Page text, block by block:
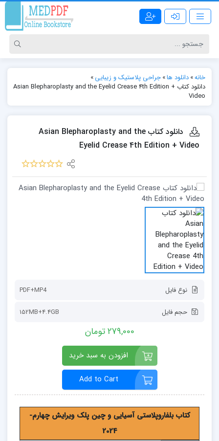
خانه»دانلود ها»جراحی پلاستیک و زیبایی»
دانلود کتاب Asian Blepharoplasty and the Eyelid Crease 4th Edition +
Video
دانلود کتاب Asian Blepharoplasty and the
Eyelid Crease 4th Edition + Video
نوع فایل PDF+MP4
حجم فایل 152MB+4.4GB
279,000 تومان
افزودن به سبد خرید
Add to Cart
کتاب بلفاروپلاستی آسیایی و چین پلک ویرایش چهارم-
2024